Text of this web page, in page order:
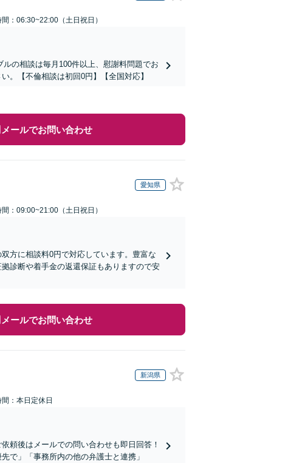
：06:30~22:00（土日祝日）
の相談は毎月100件以上、慰謝料問題でお
。【不倫相談は初回0円】【全国対応】
メールでお問い合わせ
愛知県
：09:00~21:00（土日祝日）
方に相談料0円で対応しています。豊富な
診断や着手金の返還保証もありますので安
メールでお問い合わせ
新潟県
：本日定休日
頼後はメールでの問い合わせも即日回答！
で」「事務所内の他の弁護士と連携」